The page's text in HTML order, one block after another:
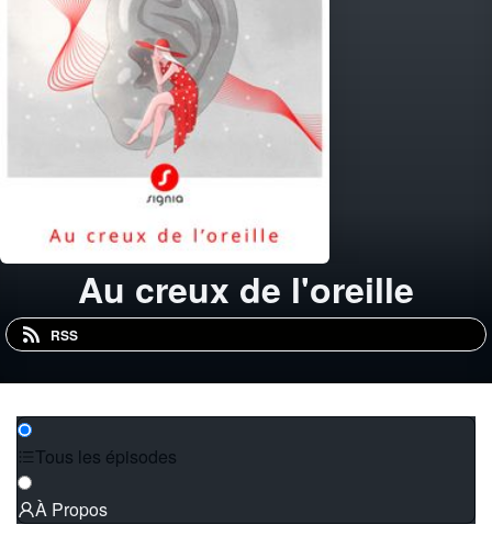
Au creux de l'oreille
RSS
Tous les épisodes
À Propos